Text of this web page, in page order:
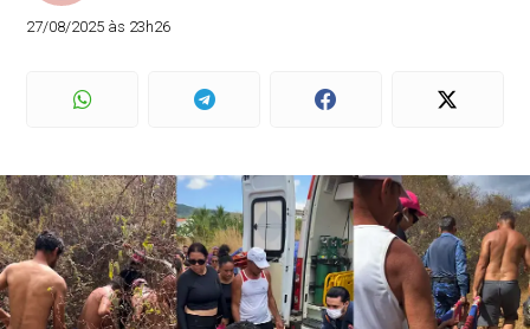
27/08/2025 às 23h26